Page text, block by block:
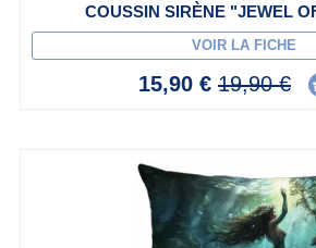
COUSSIN SIRÈNE "JEWEL
VOIR LA FICHE
15,90 € 19,90 €